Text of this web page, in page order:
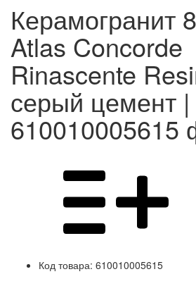
Керамогранит
Atlas Concorde
Rinascente
серый цемент |
610010005615
Код товара: 610010005615